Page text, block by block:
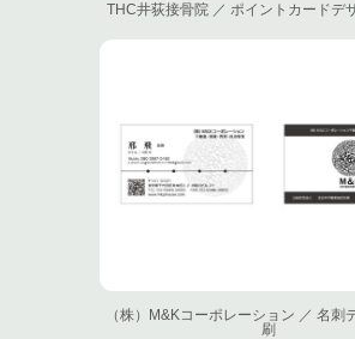
THC井荻接骨院 ／ ポイントカードデ
（株）M&Kコーポレーション ／ 名刺
刷